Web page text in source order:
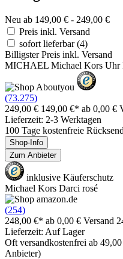
Neu ab 149,00 € - 249,00 €
Preis inkl. Versand
sofort lieferbar(4)
Billigster Preis inkl. Versand
MICHAEL Michael Kors Uhr
(73.275)
249,00 € 149,00 €* ab 0,00 €
Lieferzeit: 2-3 Werktagen
100 Tage kostenfreie
Shop-Info
Zum Anbieter
inklusive Käuferschutz
Michael Kors Darci rosé
(254)
248,00 €* ab 0,00 € Versand
Lieferzeit: Auf Lager
Oft versandkostenfrei ab
Anbieter)